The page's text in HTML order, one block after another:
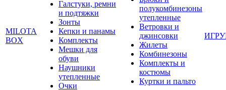
MILOTA
BOX
Галстуки, ремни
и подтяжки
Зонты
Кепки и панамы
Комплекты
Мешки для
обуви
Наушники
утепленные
Очки
полукомбинезоны
утепленные
Ветровки и
джинсовки
Жилеты
Комбинезоны
Комплекты и
костюмы
Куртки и пальто